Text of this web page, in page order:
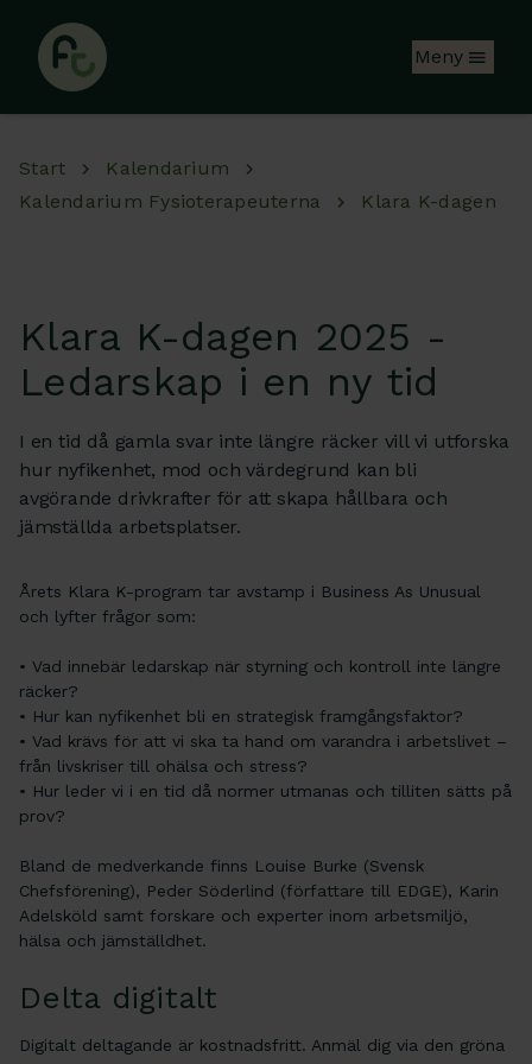
Meny
Start
Kalendarium
Kalendarium Fysioterapeuterna
Klara K-dagen
Klara K-dagen 2025 -
Ledarskap i en ny tid
I en tid då gamla svar inte längre räcker vill vi utforska
hur nyfikenhet, mod och värdegrund kan bli
avgörande drivkrafter för att skapa hållbara och
jämställda arbetsplatser.
Årets Klara K-program tar avstamp i Business As Unusual
och lyfter frågor som:
• Vad innebär ledarskap när styrning och kontroll inte längre
räcker?
• Hur kan nyfikenhet bli en strategisk framgångsfaktor?
• Vad krävs för att vi ska ta hand om varandra i arbetslivet –
från livskriser till ohälsa och stress?
• Hur leder vi i en tid då normer utmanas och tilliten sätts på
prov?
Bland de medverkande finns Louise Burke (Svensk
Chefsförening), Peder Söderlind (författare till EDGE), Karin
Adelsköld samt forskare och experter inom arbetsmiljö,
hälsa och jämställdhet.
Delta digitalt
Digitalt deltagande är kostnadsfritt. Anmäl dig via den gröna